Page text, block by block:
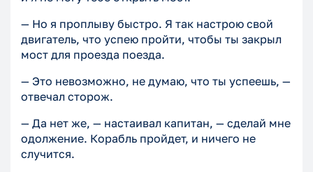
— Но я проплыву быстро. Я так настрою свой
двигатель, что успею пройти, чтобы ты закрыл
мост для проезда поезда.
— Это невозможно, не думаю, что ты успеешь, —
отвечал сторож.
— Да нет же, — настаивал капитан, — сделай мне
одолжение. Корабль пройдет, и ничего не
случится.